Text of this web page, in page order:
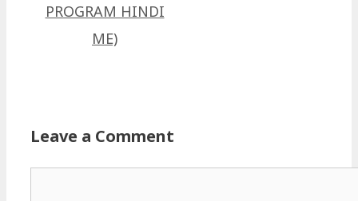
PROGRAM HINDI
ME)
Leave a Comment